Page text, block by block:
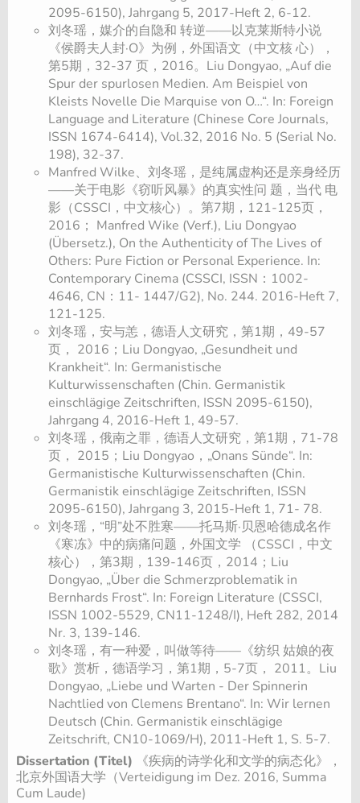
2095-6150), Jahrgang 5, 2017-Heft 2, 6-12.
刘冬瑶，媒介的自隐和 转逆——以克莱斯特小说
《侯爵夫人封·O》为例，外国语文（中文核 心），
第5期，32-37 页，2016。Liu Dongyao, „Auf die
Spur der spurlosen Medien. Am Beispiel von
Kleists Novelle Die Marquise von O…“. In: Foreign
Language and Literature (Chinese Core Journals,
ISSN 1674-6414), Vol.32, 2016 No. 5 (Serial No.
198), 32-37.
Manfred Wilke、刘冬瑶，是纯属虚构还是亲身经历
——关于电影《窃听风暴》的真实性问 题，当代 电
影（CSSCI，中文核心）。第7期，121-125页，
2016； Manfred Wike (Verf.), Liu Dongyao
(Übersetz.), On the Authenticity of The Lives of
Others: Pure Fiction or Personal Experience. In:
Contemporary Cinema (CSSCI, ISSN：1002-
4646, CN：11- 1447/G2), No. 244. 2016-Heft 7,
121-125.
刘冬瑶，安与恙，德语人文研究，第1期，49-57
页， 2016；Liu Dongyao, „Gesundheit und
Krankheit“. In: Germanistische
Kulturwissenschaften (Chin. Germanistik
einschlägige Zeitschriften, ISSN 2095-6150),
Jahrgang 4, 2016-Heft 1, 49-57.
刘冬瑶，俄南之罪，德语人文研究，第1期，71-78
页， 2015；Liu Dongyao，„Onans Sünde“. In:
Germanistische Kulturwissenschaften (Chin.
Germanistik einschlägige Zeitschriften, ISSN
2095-6150), Jahrgang 3, 2015-Heft 1, 71- 78.
刘冬瑶，“明”处不胜寒——托马斯·贝恩哈德成名作
《寒冻》中的病痛问题，外国文学 （CSSCI，中文
核心），第3期，139-146页，2014；Liu
Dongyao, „Über die Schmerzproblematik in
Bernhards Frost“. In: Foreign Literature (CSSCI,
ISSN 1002-5529, CN11-1248/I), Heft 282, 2014
Nr. 3, 139-146.
刘冬瑶，有一种爱，叫做等待——《纺织 姑娘的夜
歌》赏析，德语学习，第1期，5-7页， 2011。Liu
Dongyao, „Liebe und Warten - Der Spinnerin
Nachtlied von Clemens Brentano“. In: Wir lernen
Deutsch (Chin. Germanistik einschlägige
Zeitschrift, CN10-1069/H), 2011-Heft 1, S. 5-7.
Dissertation (Titel) 《疾病的诗学化和文学的病态化》，
北京外国语大学（Verteidigung im Dez. 2016, Summa
Cum Laude)